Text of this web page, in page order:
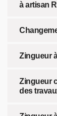
à artisan
Zingueur
Zingueur
des